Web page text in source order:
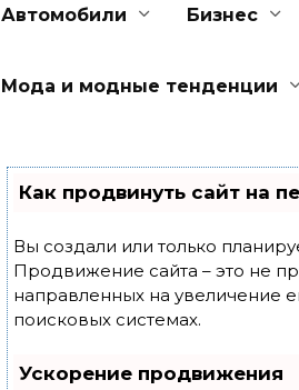
Автомобили Бизнес
Мода и модные тенденции
Как продвинуть сайт на
Вы создали или только
Продвижение сайта – это не
направленных на увеличение
поисковых системах.
Ускорение продвижения